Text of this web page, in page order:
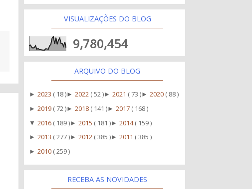
VISUALIZAÇÕES DO BLOG
9,780,454
ARQUIVO DO BLOG
►2023 ( 18 )►2022 ( 52 )►2021 ( 73 )►2020 ( 88 )
►2019 ( 72 )►2018 ( 141 )►2017 ( 168 )
▼2016 ( 189 )►2015 ( 181 )►2014( 159 )
►2013 ( 277 )►2012 ( 385 )►2011 ( 385 )
►2010 ( 259 )
RECEBA AS NOVIDADES